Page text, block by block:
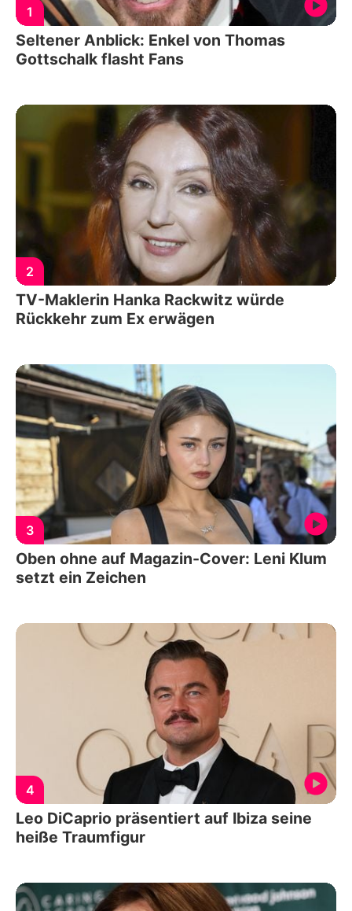
1
Seltener Anblick: Enkel von Thomas
Gottschalk flasht Fans
2
TV-Maklerin Hanka Rackwitz würde
Rückkehr zum Ex erwägen
3
Oben ohne auf Magazin-Cover: Leni Klum
setzt ein Zeichen
4
Leo DiCaprio präsentiert auf Ibiza seine
heiße Traumfigur